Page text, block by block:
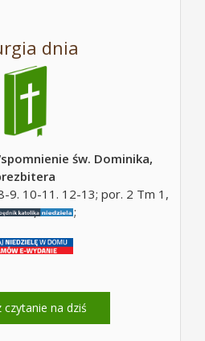
dnia
św. Dominika,
9. 10-11. 12-13; por. 2 Tm 1,
17, 14-20;
czytanie na dziś